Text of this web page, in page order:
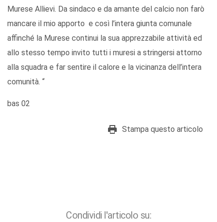
Murese Allievi. Da sindaco e da amante del calcio non farò
mancare il mio apporto e così l’intera giunta comunale
affinché la Murese continui la sua apprezzabile attività ed
allo stesso tempo invito tutti i muresi a stringersi attorno
alla squadra e far sentire il calore e la vicinanza dell’intera
comunità. “
bas 02
Stampa questo articolo
Condividi l'articolo su: